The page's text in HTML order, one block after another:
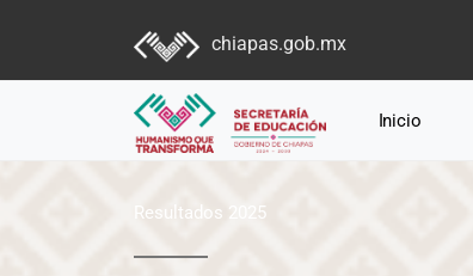
chiapas.gob.mx
Inicio
Resultados 2025